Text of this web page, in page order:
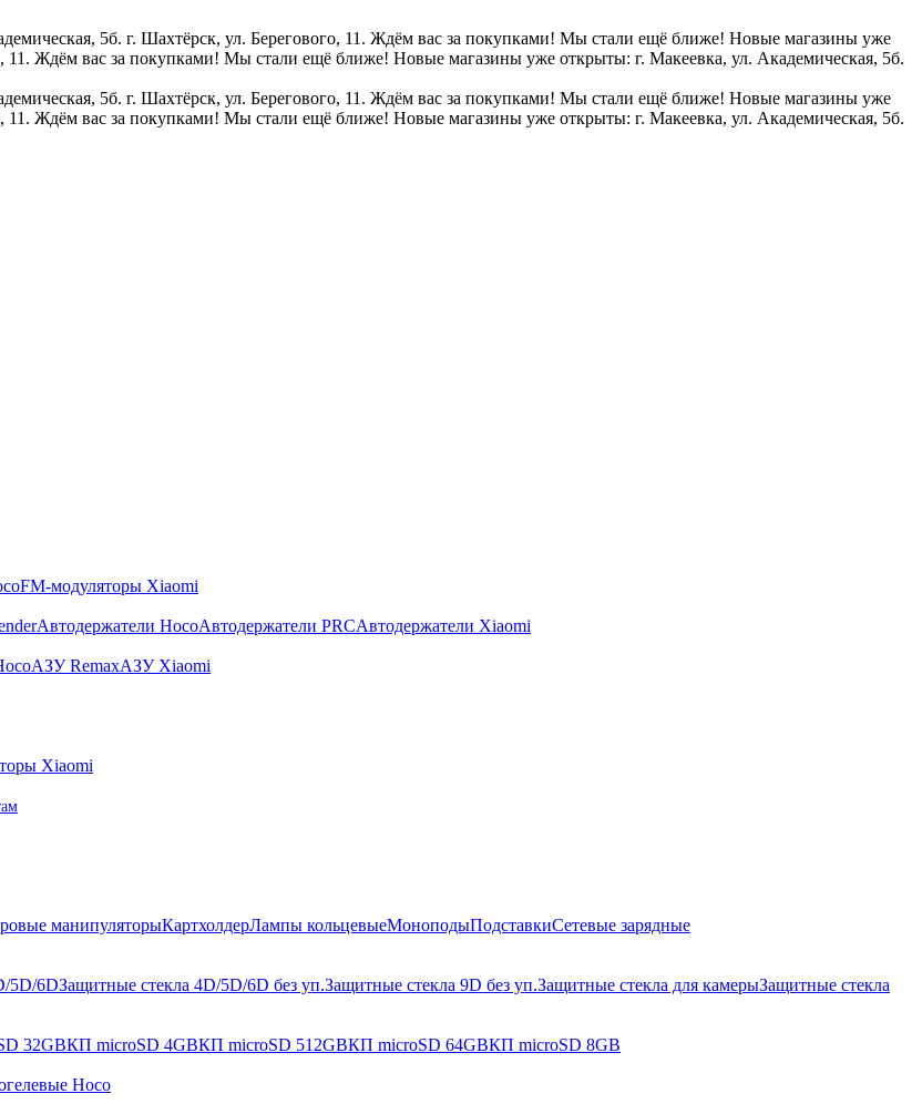
5б. г. Шахтёрск, ул. Берегового, 11. Ждём вас за покупками! Мы стали ещё ближе! Новые магазины уже
11. Ждём вас за покупками! Мы стали ещё ближе! Новые магазины уже открыты: г. Макеевка, ул. Академическая, 5б.
5б. г. Шахтёрск, ул. Берегового, 11. Ждём вас за покупками! Мы стали ещё ближе! Новые магазины уже
11. Ждём вас за покупками! Мы стали ещё ближе! Новые магазины уже открыты: г. Макеевка, ул. Академическая, 5б.
FM-модуляторы Xiaomi
Автодержатели HocoАвтодержатели PRCАвтодержатели Xiaomi
АЗУ RemaxАЗУ Xiaomi
Xiaomi
манипуляторыКартхолдерЛампы кольцевыеМоноподыПодставкиСетевые зарядные
5D/6DЗащитные стекла 4D/5D/6D без уп.Защитные стекла 9D без уп.Защитные стекла для камерыЗащитные стекла
32GBКП microSD 4GBКП microSD 512GBКП microSD 64GBКП microSD 8GB
Hoco